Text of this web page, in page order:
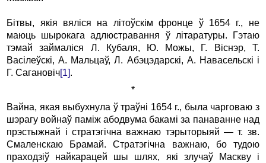
Бітвы, якія вяліся на літоўскім фронце ў 1654 г., не
маюць шырокага адлюстравання ў літаратуры. Гэтаю
тэмай займаліся Л. Кубаля, Ю. Можы, Г. Віснэр, Т.
Васілеўскі, А. Мальцаў, Л. Абэцэдарскі, А. Навасельскі і
Г. Сагановіч[1].
*
Вайна, якая выбухнула ў траўні 1654 г., была чарговаю з
шэрагу войнаў паміж абодвума бакамі за панаванне над
прэстыжнай і стратэгічна важнаю тэрыторыяй — т. зв.
Смаленскаю Брамай. Стратэгічна важнаю, бо тудою
праходзіў найкарацей шы шлях, які злучаў Маскву і